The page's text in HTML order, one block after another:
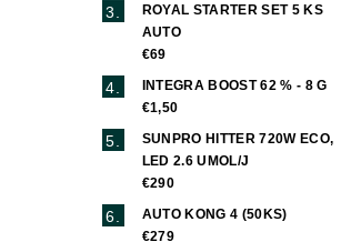
ROYAL STARTER SET 5 KS
AUTO
€69
INTEGRA BOOST 62 % - 8 G
€1,50
SUNPRO HITTER 720W ECO,
LED 2.6 UMOL/J
€290
AUTO KONG 4 (50KS)
€279